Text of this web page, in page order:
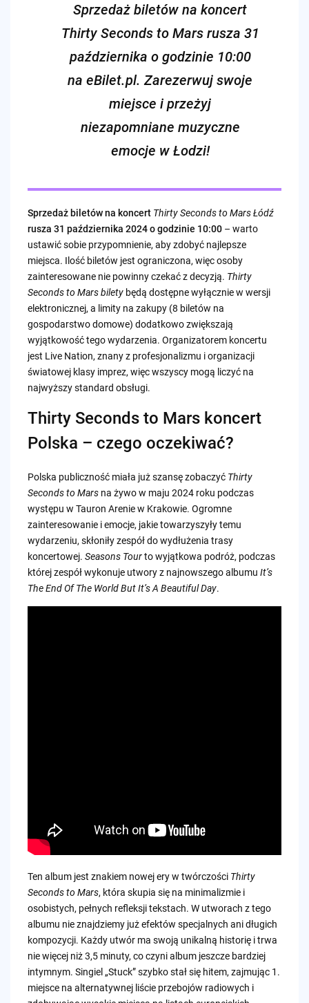
Sprzedaż biletów na koncert
Thirty Seconds to Mars rusza 31
października o godzinie 10:00
na eBilet.pl. Zarezerwuj swoje
miejsce i przeżyj
niezapomniane muzyczne
emocje w Łodzi!
Sprzedaż biletów na koncert Thirty Seconds to Mars Łódź
rusza 31 października 2024 o godzinie 10:00– warto
ustawić sobie przypomnienie, aby zdobyć najlepsze
miejsca. Ilość biletów jest ograniczona, więc osoby
zainteresowane nie powinny czekać z decyzją. Thirty
Seconds to Mars biletybędą dostępne wyłącznie w wersji
elektronicznej, a limity na zakupy (8 biletów na
gospodarstwo domowe) dodatkowo zwiększają
wyjątkowość tego wydarzenia. Organizatorem koncertu
jest Live Nation, znany z profesjonalizmu i organizacji
światowej klasy imprez, więc wszyscy mogą liczyć na
najwyższy standard obsługi.
Thirty Seconds to Mars koncert
Polska – czego oczekiwać?
Polska publiczność miała już szansę zobaczyć Thirty
Seconds to Marsna żywo w maju 2024 roku podczas
występu w Tauron Arenie w Krakowie. Ogromne
zainteresowanie i emocje, jakie towarzyszyły temu
wydarzeniu, skłoniły zespół do wydłużenia trasy
koncertowej. Seasons Tourto wyjątkowa podróż, podczas
której zespół wykonuje utwory z najnowszego albumu It’s
The End Of The World But It’s A Beautiful Day.
Ten album jest znakiem nowej ery w twórczości Thirty
Seconds to Mars, która skupia się na minimalizmie i
osobistych, pełnych refleksji tekstach. W utworach z tego
albumu nie znajdziemy już efektów specjalnych ani długich
kompozycji. Każdy utwór ma swoją unikalną historię i trwa
nie więcej niż 3,5 minuty, co czyni album jeszcze bardziej
intymnym. Singiel „Stuck” szybko stał się hitem, zajmując 1.
miejsce na alternatywnej liście przebojów radiowych i